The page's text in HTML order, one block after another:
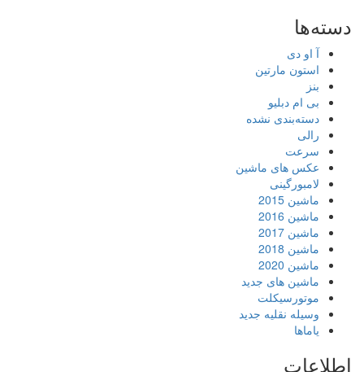
دسته‌ها
آ او دی
استون مارتین
بنز
بی ام دبلیو
دسته‌بندی نشده
رالی
سرعت
عکس های ماشین
لامبورگینی
ماشین 2015
ماشین 2016
ماشین 2017
ماشین 2018
ماشین 2020
ماشین های جدید
موتورسیکلت
وسیله نقلیه جدید
یاماها
اطلاعات